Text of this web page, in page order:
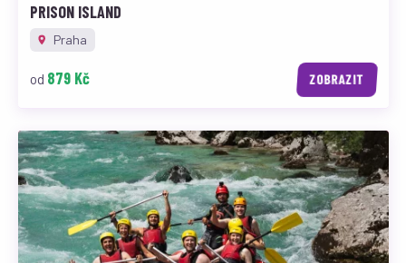
PRISON ISLAND
Praha
od 879 Kč ZOBRAZIT